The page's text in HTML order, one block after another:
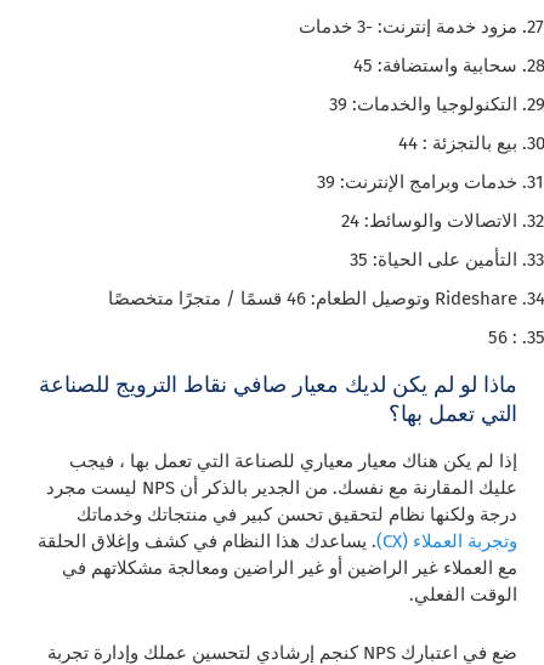
مزود خدمة إنترنت: -3 خدمات
سحابية واستضافة: 45
التكنولوجيا والخدمات: 39
بيع بالتجزئة : 44
خدمات وبرامج الإنترنت: 39
الاتصالات والوسائط: 24
التأمين على الحياة: 35
Rideshare وتوصيل الطعام: 46 قسمًا / متجرًا متخصصًا
: 56
ماذا لو لم يكن لديك معيار صافي نقاط الترويج للصناعة
التي تعمل بها؟
إذا لم يكن هناك معيار معياري للصناعة التي تعمل بها ، فيجب
عليك المقارنة مع نفسك. من الجدير بالذكر أن NPS ليست مجرد
درجة ولكنها نظام لتحقيق تحسن كبير في منتجاتك وخدماتك
وتجربة العملاء (CX)
. يساعدك هذا النظام في كشف وإغلاق الحلقة
مع العملاء غير الراضين أو غير الراضين ومعالجة مشكلاتهم في
الوقت الفعلي.
ضع في اعتبارك NPS كنجم إرشادي لتحسين عملك وإدارة تجربة